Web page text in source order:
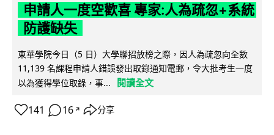
申請人一度空歡喜 專家:人為疏忽+系統
防護缺失
東華學院今日（5 日）大學聯招放榜之際，因人為疏忽向全數
11,139 名課程申請人錯誤發出取錄通知電郵，令大批考生一度
以為獲得學位取錄，事...
閱讀全文
141 16 ↗ 分享